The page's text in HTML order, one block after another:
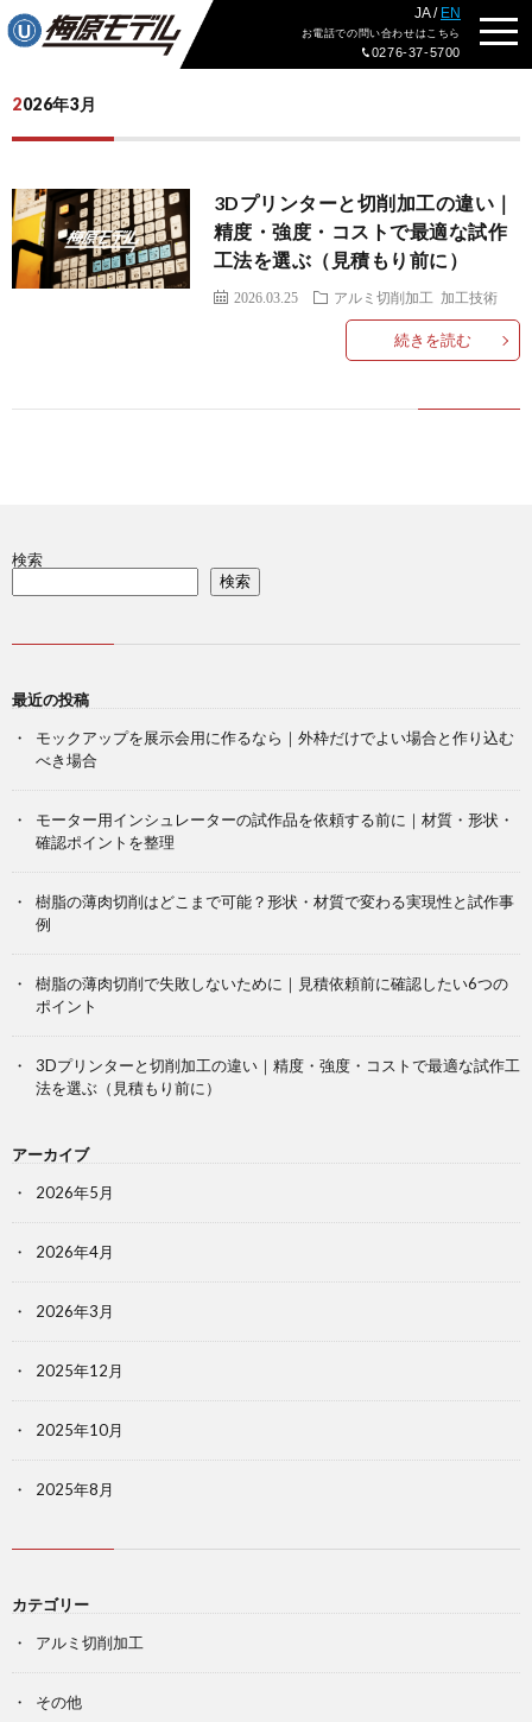
JA / EN
お電話での問い合わせはこちら
0276-37-5700
ブログトップ 2026年
2026年3月
3Dプリンターと切削加工の違い｜
精度・強度・コストで最適な試作
工法を選ぶ（見積もり前に）
2026.03.25 アルミ切削加工 加工技術
続きを読む
検索
検索
最近の投稿
モックアップを展示会用に作るなら｜外枠だけでよい場合と作り込む
べき場合
モーター用インシュレーターの試作品を依頼する前に｜材質・形状・
確認ポイントを整理
樹脂の薄肉切削はどこまで可能？形状・材質で変わる実現性と試作事
例
樹脂の薄肉切削で失敗しないために｜見積依頼前に確認したい6つの
ポイント
3Dプリンターと切削加工の違い｜精度・強度・コストで最適な試作工
法を選ぶ（見積もり前に）
アーカイブ
2026年5月
2026年4月
2026年3月
2025年12月
2025年10月
2025年8月
カテゴリー
アルミ切削加工
その他